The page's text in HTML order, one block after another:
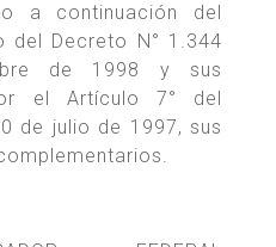
a continuación del
del Decreto N° 1.344
de 1998 y sus
el Artículo 7° del
de julio de 1997, sus